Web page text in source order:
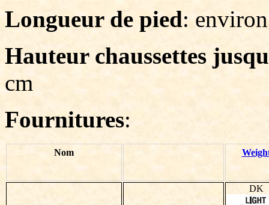
Longueur de pied:
Hauteur chaussettes
cm
Fournitures:
Nom
DK